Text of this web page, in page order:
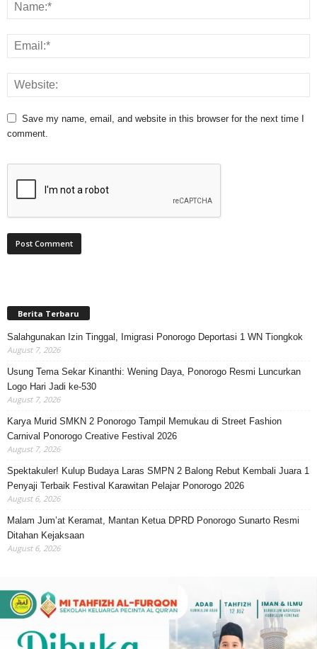
Save my name, email, and website in this browser for the next time I
comment.
Berita Terbaru
Salahgunakan Izin Tinggal, Imigrasi Ponorogo Deportasi 1 WN Tiongkok
August 7, 2026
Usung Tema Sekar Kinanthi: Wening Daya, Ponorogo Resmi Luncurkan
Logo Hari Jadi ke-530
August 7, 2026
Karya Murid SMKN 2 Ponorogo Tampil Memukau di Street Fashion
Carnival Ponorogo Creative Festival 2026
August 7, 2026
Spektakuler! Kulup Budaya Laras SMPN 2 Balong Rebut Kembali Juara 1
Penyaji Terbaik Festival Karawitan Pelajar Ponorogo 2026
August 6, 2026
Malam Jum’at Keramat, Mantan Ketua DPRD Ponorogo Sunarto Resmi
Ditahan Kejaksaan
August 6, 2026